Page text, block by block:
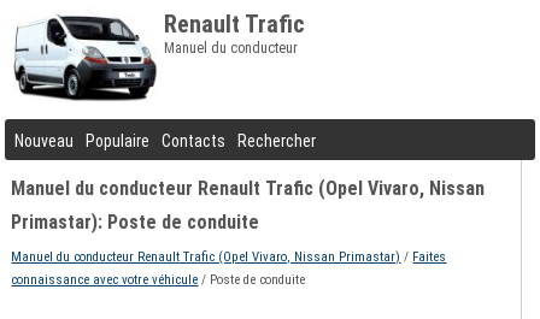
Renault Trafic
Manuel du conducteur
Nouveau Populaire Contacts Rechercher
Manuel du conducteur Renault Trafic (Opel Vivaro, Nissan
Primastar): Poste de conduite
Manuel du conducteur Renault Trafic (Opel Vivaro, Nissan Primastar) / Faites
connaissance avec votre véhicule / Poste de conduite